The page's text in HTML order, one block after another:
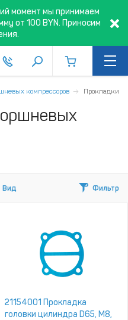
момент мы принимаем
от 100 BYN. Приносим
компрессоров Прокладки
Вид Фильтр
21154001 Прокладка
головки цилиндра D65, M8,